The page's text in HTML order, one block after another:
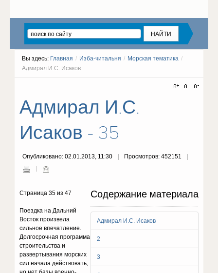
Вы здесь: Главная / Изба-читальня / Морская тематика /
Адмирал И.С. Исаков
Адмирал И.С.
Исаков - 35
Опубликовано: 02.01.2013, 11:30 Просмотров: 452151
Содержание материала
Адмирал И.С. Исаков
2
3
Страница 35 из 47
Поездка на Дальний
Восток произвела
сильное впечатление.
Долгосрочная программа
строительства и
развертывания морских
сил начала действовать,